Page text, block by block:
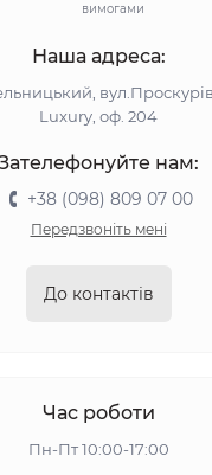
вимогами
Наша адреса:
Luxury, оф. 204
нам:
+38 (098) 809 07 00
Передзвоніть мені
До контактів
Час роботи
Пн-Пт 10:00-17:00